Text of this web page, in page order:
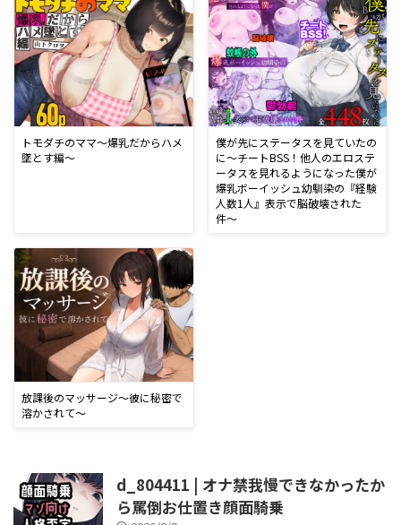
トモダチのママ〜爆乳だからハメ
墜とす編〜
僕が先にステータスを見ていたの
に〜チートBSS！他人のエロステ
ータスを見れるようになった僕が
爆乳ボーイッシュ幼馴染の『経験
人数1人』表示で脳破壊された
件〜
放課後のマッサージ〜彼に秘密で
溶かされて〜
d_804411 | オナ禁我慢できなかったか
ら罵倒お仕置き顔面騎乗